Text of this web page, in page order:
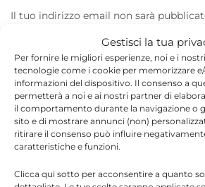
Gestisci la tua
Per fornire le migliori esperienze, noi e i
tecnologie come i cookie per memorizzare
informazioni del dispositivo. Il consenso a
permetterà a noi e ai nostri partner di
il comportamento durante la navigazione o
sito e di mostrare annunci (non)
ritirare il consenso può influire
caratteristiche e funzioni.
Clicca qui sotto per acconsentire a quanto
Il tuo indirizzo email non sarà
Commento *